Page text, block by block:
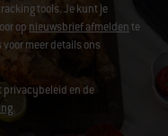
tools. Je kunt je
op nieuwsbrief afmeldente
meer details ons
privacybeleid en de